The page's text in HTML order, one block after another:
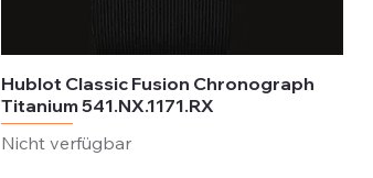
Hublot Classic Fusion Chronograph
Titanium 541.NX.1171.RX
Nicht verfügbar